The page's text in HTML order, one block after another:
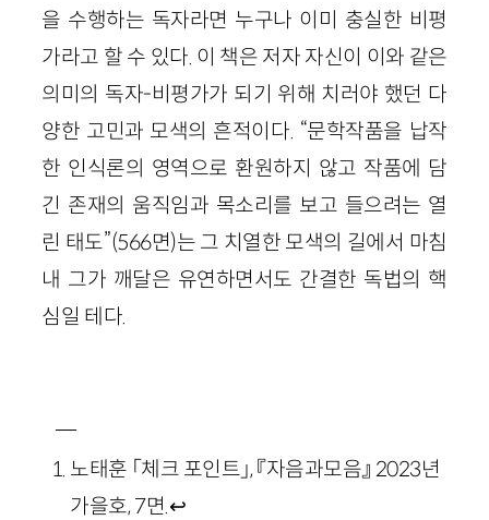
을 수행하는 독자라면 누구나 이미 충실한 비평
가라고 할 수 있다. 이 책은 저자 자신이 이와 같은
의미의 독자-비평가가 되기 위해 치러야 했던 다
양한 고민과 모색의 흔적이다. “문학작품을 납작
한 인식론의 영역으로 환원하지 않고 작품에 담
긴 존재의 움직임과 목소리를 보고 들으려는 열
린 태도”(566면)는 그 치열한 모색의 길에서 마침
내 그가 깨달은 유연하면서도 간결한 독법의 핵
심일 테다.
―
노태훈 「체크 포인트」, 『자음과모음』 2023년
가을호, 7면.↩